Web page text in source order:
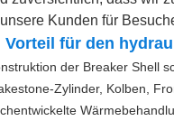
Kunden für
Vorteil für den
der Breaker Shell
Zylinder, Kolben,